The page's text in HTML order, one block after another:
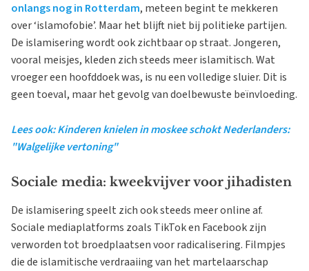
onlangs nog in Rotterdam, meteen begint te mekkeren
over ‘islamofobie’. Maar het blijft niet bij politieke partijen.
De islamisering wordt ook zichtbaar op straat. Jongeren,
vooral meisjes, kleden zich steeds meer islamitisch. Wat
vroeger een hoofddoek was, is nu een volledige sluier. Dit is
geen toeval, maar het gevolg van doelbewuste beïnvloeding.
Lees ook: Kinderen knielen in moskee schokt Nederlanders:
"Walgelijke vertoning"
Sociale media: kweekvijver voor jihadisten
De islamisering speelt zich ook steeds meer online af.
Sociale mediaplatforms zoals TikTok en Facebook zijn
verworden tot broedplaatsen voor radicalisering. Filmpjes
die de islamitische verdraaiing van het martelaarschap